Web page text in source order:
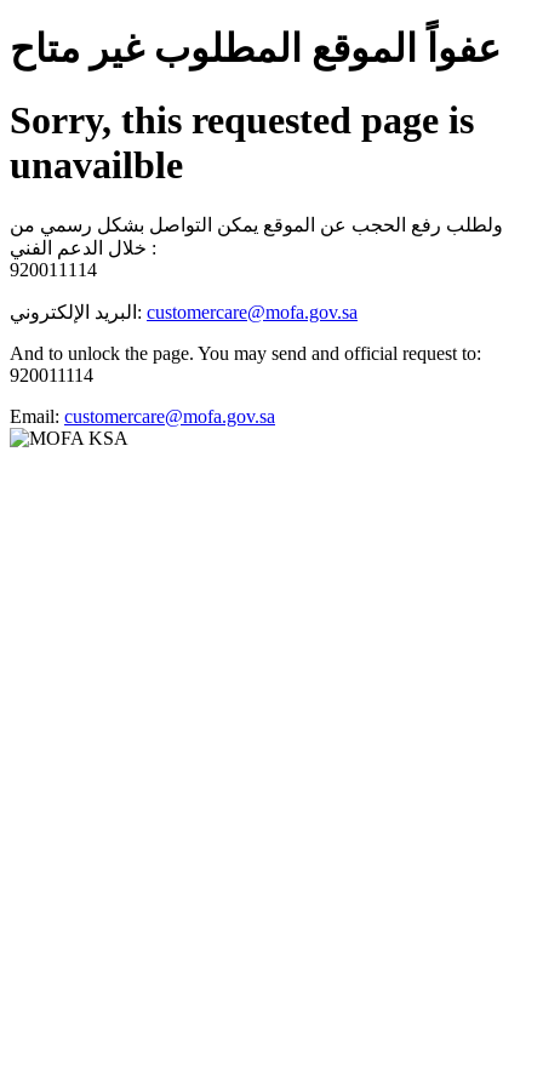
عفواً الموقع المطلوب غير متاح
Sorry, this requested page is
unavailble
ولطلب رفع الحجب عن الموقع يمكن التواصل بشكل رسمي من
خلال الدعم الفني :
920011114
البريد الإلكتروني: customercare@mofa.gov.sa
And to unlock the page. You may send and official request to:
920011114
Email: customercare@mofa.gov.sa